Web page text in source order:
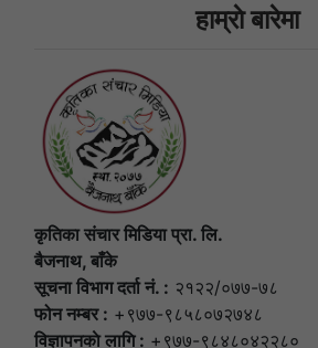
हाम्राे बारेमा
कृतिका संचार मिडिया प्रा. लि.
बैजनाथ, बाँके
सूचना विभाग दर्ता नं. : २१२२/०७७-७८
फोन नम्बर : +९७७-९८५८०७२७४८
विज्ञापनकाे लागि : +९७७-९८४८०४२२८०